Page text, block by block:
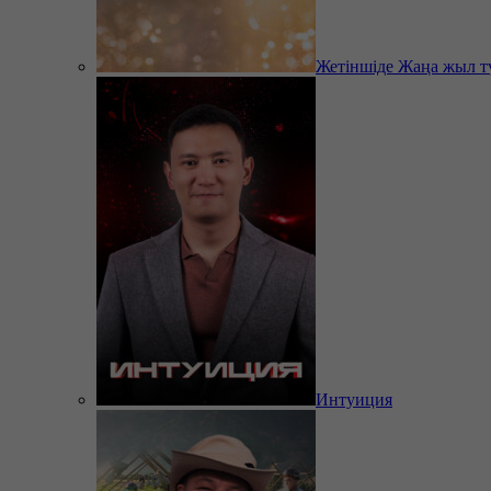
Жетіншіде Жаңа жыл
Интуиция